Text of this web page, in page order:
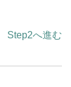
Step2へ進む